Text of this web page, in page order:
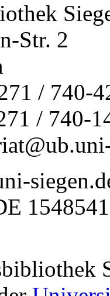
Str. 2
/ 740-
/ 740-